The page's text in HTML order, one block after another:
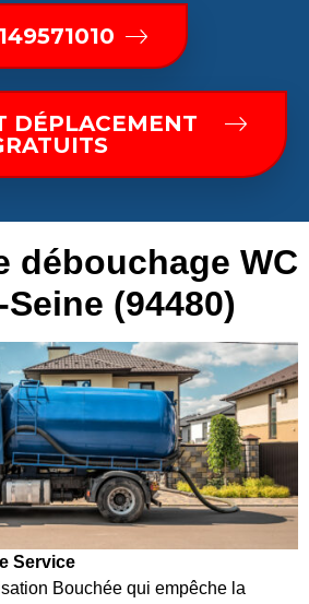
DÉPLACEMENT
débouchage WC
(94480)
Service
Bouchée qui empêche la